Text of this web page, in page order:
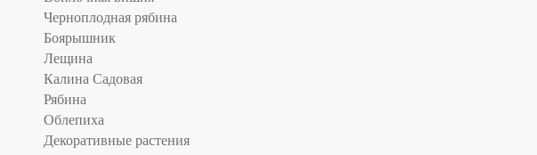
Черноплодная рябина
Боярышник
Лещина
Калина Садовая
Рябина
Облепиха
Декоративные растения